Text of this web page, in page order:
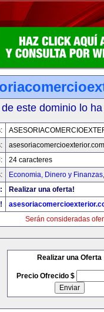
este dominio lo
asesoriacomercioexterior.com
24 caracteres
Economia, Dinero y Finanzas
Realizar una oferta!
Serán consideradas
Realizar una Oferta
Precio Ofrecido $